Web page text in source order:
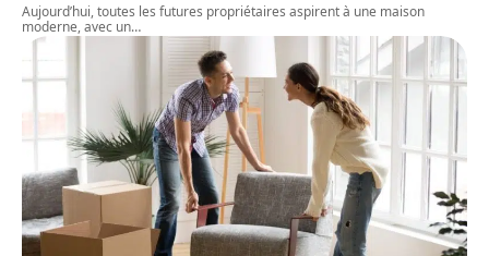
Aujourd’hui, toutes les futures propriétaires aspirent à une maison
moderne, avec un…